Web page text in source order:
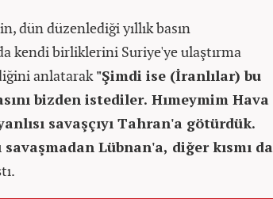
dün düzenlediği yıllık basın
kendi birliklerini Suriye'ye ulaştırma
anlatarak"Şimdi ise (İranlılar) bu
bizden istediler. Hımeymim Hava
savaşçıyı Tahran'a götürdük.
Lübnan'a, diğer kısmı da